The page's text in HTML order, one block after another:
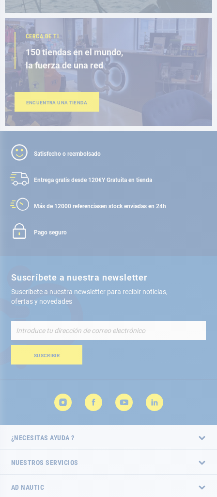
CERCA DE TI
150 tiendas en el mundo,
la fuerza de una red
ENCUENTRA UNA TIENDA
Satisfecho o reembolsado
Entrega gratis desde 120€Y Gratuita en tienda
Más de 12000 referenciasen stock enviadas en 24h
Pago seguro
Suscríbete a nuestra newsletter
Suscríbete a nuestra newsletter para recibir noticias,
ofertas y novedades
nuestro
de
SUSCRIBIR
¿NECESITAS AYUDA ?
NUESTROS SERVICIOS
AD NAUTIC